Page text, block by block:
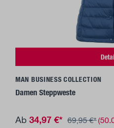
MAN BUSINESS COLLECTION
Damen Steppweste
Ab 34,97 €* 69,95 €*